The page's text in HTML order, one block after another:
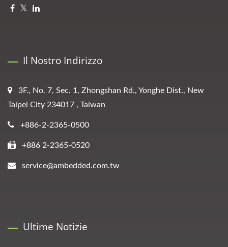
Il Nostro Indirizzo
3F., No. 7, Sec. 1, Zhongshan Rd., Yonghe Dist., New
Taipei City 234017 , Taiwan
+886-2-2365-0500
+886 2-2365-0520
service@ambedded.com.tw
Ultime Notizie